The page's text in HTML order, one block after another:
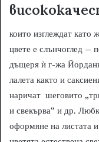
които изглеждат като
цвете е слънчоглед –
дъщеря ѝ г-жа
лалета както и
наричат шеговито
и свекърва“ и др.
оформяне на листата